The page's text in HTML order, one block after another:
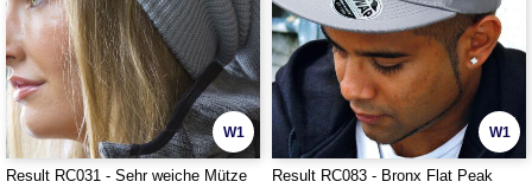
W1
Result RC031 - Sehr weiche Mütze
W1
Result RC083 - Bronx Flat Peak